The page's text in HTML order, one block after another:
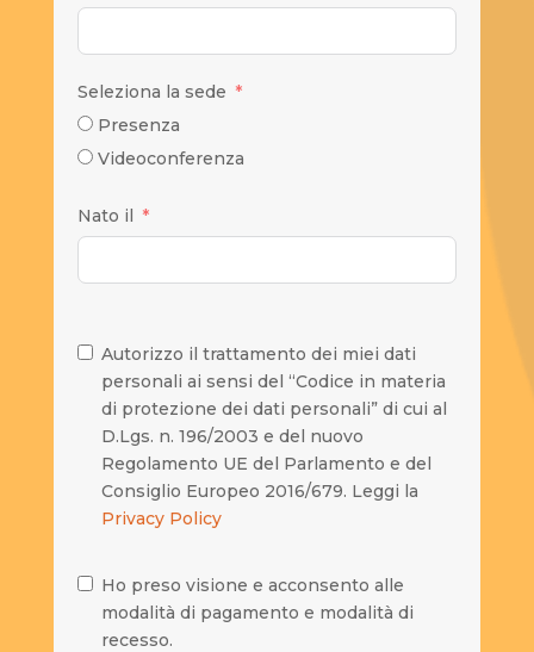
Seleziona la sede
Presenza
Videoconferenza
Nato il
Autorizzo il trattamento dei miei dati
personali ai sensi del “Codice in materia
di protezione dei dati personali” di cui al
D.Lgs. n. 196/2003 e del nuovo
Regolamento UE del Parlamento e del
Consiglio Europeo 2016/679. Leggi la
Privacy Policy
Ho preso visione e acconsento alle
modalità di pagamento e modalità di
recesso.